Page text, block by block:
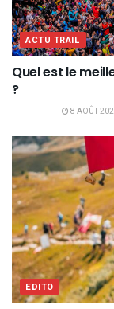
ACTU TRAIL
Quel est le
?
8 AOÛT
EDITO